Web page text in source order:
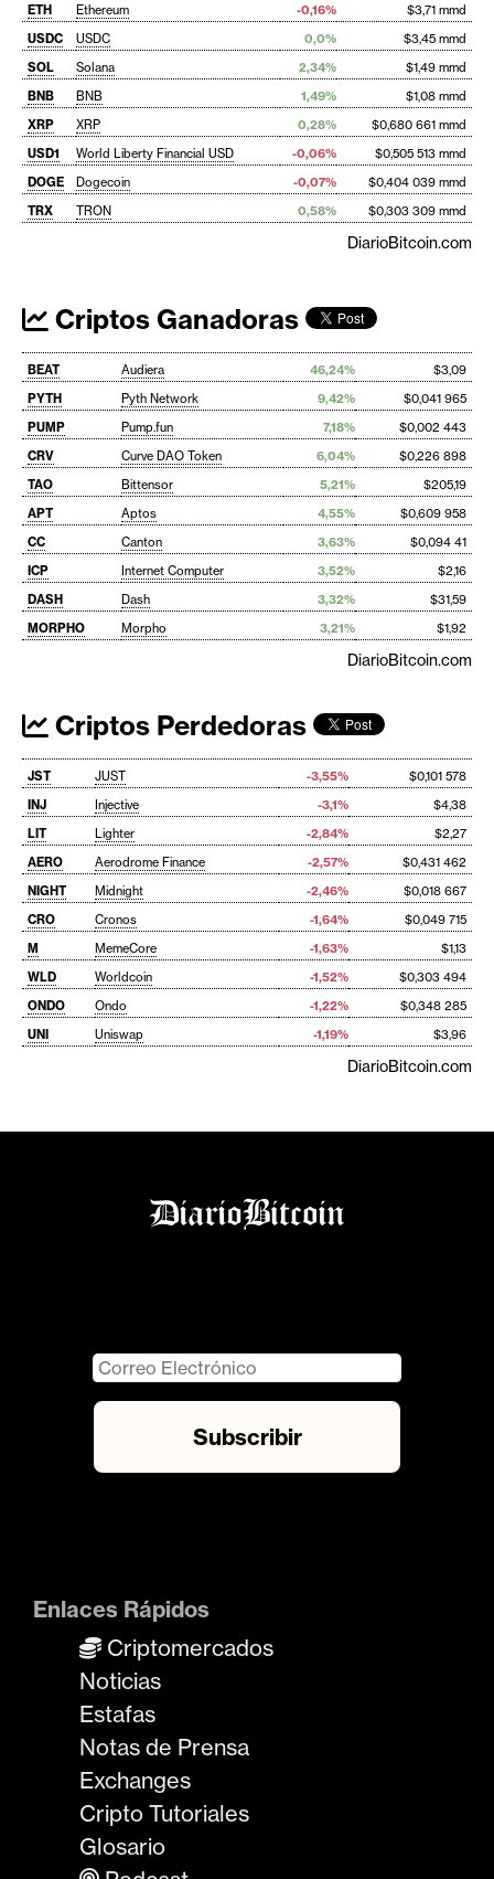
ETH
Ethereum -0,16%
$3,71 mmd
USDC
USDC 0,0%
$3,45 mmd
SOL
Solana 2,34%
$1,49 mmd
BNB
BNB 1,49%
$1,08 mmd
XRP
XRP 0,28%
$0,680 661 mmd
USD1
World Liberty Financial USD -0,06%
$0,505 513 mmd
DOGE
Dogecoin -0,07%
$0,404 039 mmd
TRX
TRON 0,58% $0,303 309 mmd
DiarioBitcoin.com
Criptos Ganadoras
BEAT Audiera 46,24%
$3,09
PYTH
Pyth Network 9,42%
$0,041 965
PUMP
Pump.fun 7,18%
$0,002 443
CRV
Curve DAO Token 6,04%
$0,226 898
TAO
Bittensor 5,21%
$205,19
APT
Aptos 4,55%
$0,609 958
CC
Canton 3,63%
$0,094 41
ICP
Internet Computer 3,52%
$2,16
DASH
Dash 3,32%
$31,59
MORPHO
Morpho 3,21% $1,92
DiarioBitcoin.com
Criptos Perdedoras
JST JUST -3,55%
$0,101 578
INJ
Injective -3,1%
$4,38
LIT
Lighter -2,84%
$2,27
AERO
Aerodrome Finance -2,57%
$0,431 462
NIGHT
Midnight -2,46%
$0,018 667
CRO
Cronos -1,64%
$0,049 715
M
MemeCore -1,63%
$1,13
WLD
Worldcoin -1,52%
$0,303 494
ONDO
Ondo -1,22%
$0,348 285
UNI
Uniswap -1,19% $3,96
DiarioBitcoin.com
Enlaces Rápidos
Criptomercados
Noticias
Estafas
Notas de Prensa
Exchanges
Cripto Tutoriales
Glosario